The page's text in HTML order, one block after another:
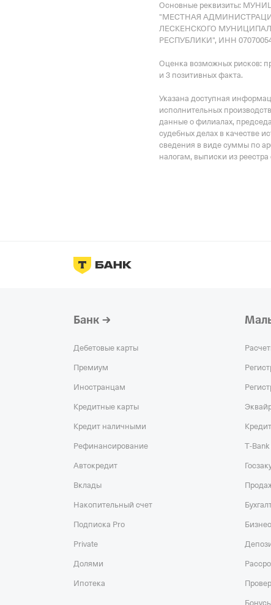
Основные реквизиты:
"МЕСТНАЯ
ЛЕСКЕНСКОГО
РЕСПУБЛИКИ", ИНН
Оценка возможных рисков:
и 3 позитивных факта.
Указана доступная
исполнительных
данные о филиалах,
судебных делах в качестве
сведения в виде суммы по
налогам, выписки из
Банк
Дебетовые карты
Премиум
Иностранцам
Кредитные карты
Кредит наличными
Рефинансирование
Автокредит
Вклады
Накопительный счет
Подписка Pro
Private
Долями
Ипотека